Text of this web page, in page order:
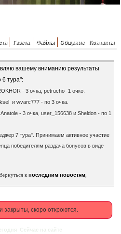
Газета Файлы Общение Контакты
вашему вниманию результаты
тура":
- 3 очка, petrucho -1 очко.
и wvarc777 - по 3 очка.
Anatole - 3 очка, user_156638 и Sheldon - по 1
7 тура". Принимаем активное участие
победителям раздача бонусов в виде
к последним новостям,
закрыты, скоро откроются.